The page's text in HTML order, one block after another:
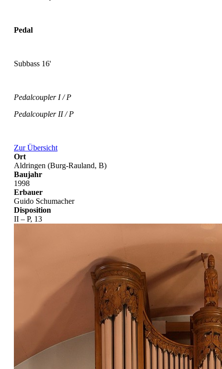
Pedal
Subbass 16'
Pedalcoupler I / P
Pedalcoupler II / P
Zur Übersicht
Ort
Aldringen (Burg-Rauland, B)
Baujahr
1998
Erbauer
Guido Schumacher
Disposition
II – P, 13